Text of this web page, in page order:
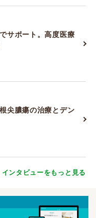
サポート。高度医療
尖膿瘍の治療とデン
インタビューをもっと見る